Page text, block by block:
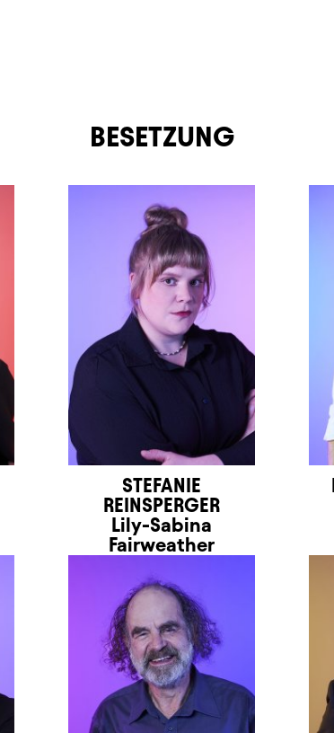
BESETZUNG
STEFANIE
REINSPERGER
Lily-Sabina
Fairweather